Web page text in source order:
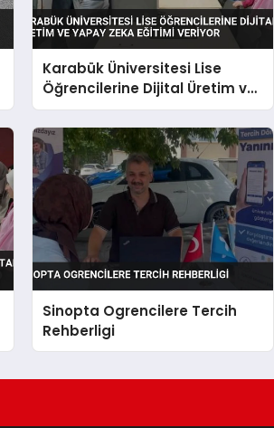
Karabük Üniversitesi Lise
Öğrencilerine Dijital Üretim ve
Yapay Zeka Eğitimi Veriyor
Sinopta Ogrencilere Tercih
Rehberligi